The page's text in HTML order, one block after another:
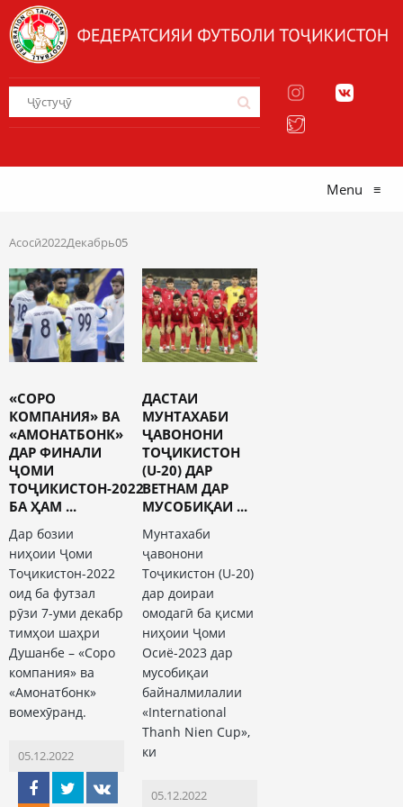
Menu ≡
Асосӣ2022Декабрь05
«СОРО
КОМПАНИЯ» ВА
«АМОНАТБОНК»
ДАР ФИНАЛИ
ҶОМИ
ТОҶИКИСТОН-2022
БА ҲАМ ...
Дар бозии
ниҳоии Ҷоми
Тоҷикистон-2022
оид ба футзал
рӯзи 7-уми декабр
тимҳои шаҳри
Душанбе – «Соро
компания» ва
«Амонатбонк»
вомехӯранд.
05.12.2022
ДАСТАИ
МУНТАХАБИ
ҶАВОНОНИ
ТОҶИКИСТОН
(U-20) ДАР
ВЕТНАМ ДАР
МУСОБИҚАИ ...
Мунтахаби
ҷавонони
Тоҷикистон (U-20)
дар доираи
омодагӣ ба қисми
ниҳоии Ҷоми
Осиё-2023 дар
мусобиқаи
байналмилалии
«International
Thanh Nien Cup»,
ки
05.12.2022